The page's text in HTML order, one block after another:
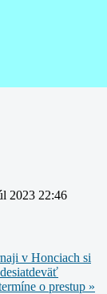
2023 22:46
v Honciach si
o prestup »